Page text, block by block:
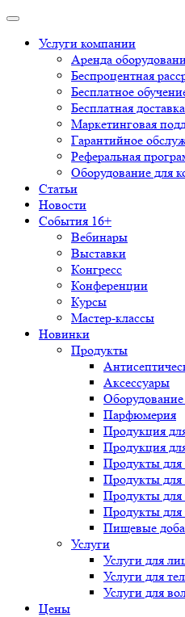
Услуги компании
Аренда
Беспроцентная
Бесплатное
Бесплатная доставка
Маркетинговая
Гарантийное
Реферальная
Оборудование для
Статьи
Новости
События 16+
Вебинары
Выставки
Конгресс
Конференции
Курсы
Мастер-классы
Новинки
Продукты
Аксессуары
Парфюмерия
Продукция
Продукция
Продукты для
Продукты для
Продукты
Продукты для
Пищевые
Услуги
Услуги для
Услуги для
Услуги для
Цены